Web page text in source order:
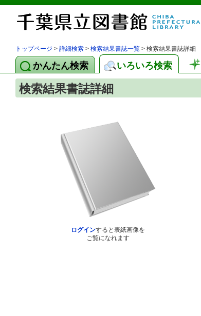
トップページ > 詳細検索 > 検索結果書誌一覧 > 検索結果書誌詳細
かんたん検索 いろいろ検索
検索結果書誌詳細
ログインすると表紙画像を
ご覧になれます